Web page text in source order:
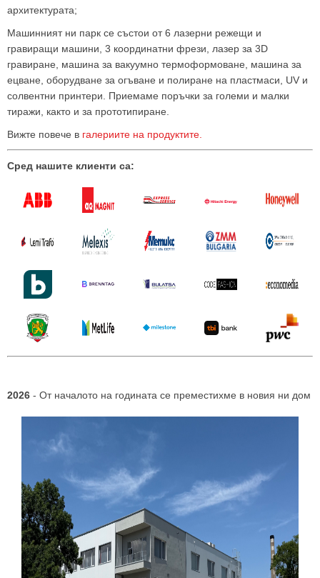
архитектурата;
Машинният ни парк се състои от 6 лазерни режещи и
гравиращи машини, 3 координатни фрези, лазер за 3D
гравиране, машина за вакуумно термоформоване, машина за
ецване, оборудване за огъване и полиране на пластмаси, UV и
солвентни принтери. Приемаме поръчки за големи и малки
тиражи, както и за прототипиране.
Вижте повече в галериите на продуктите.
Сред нашите клиенти са:
2026 - От началото на годината се преместихме в новия ни дом